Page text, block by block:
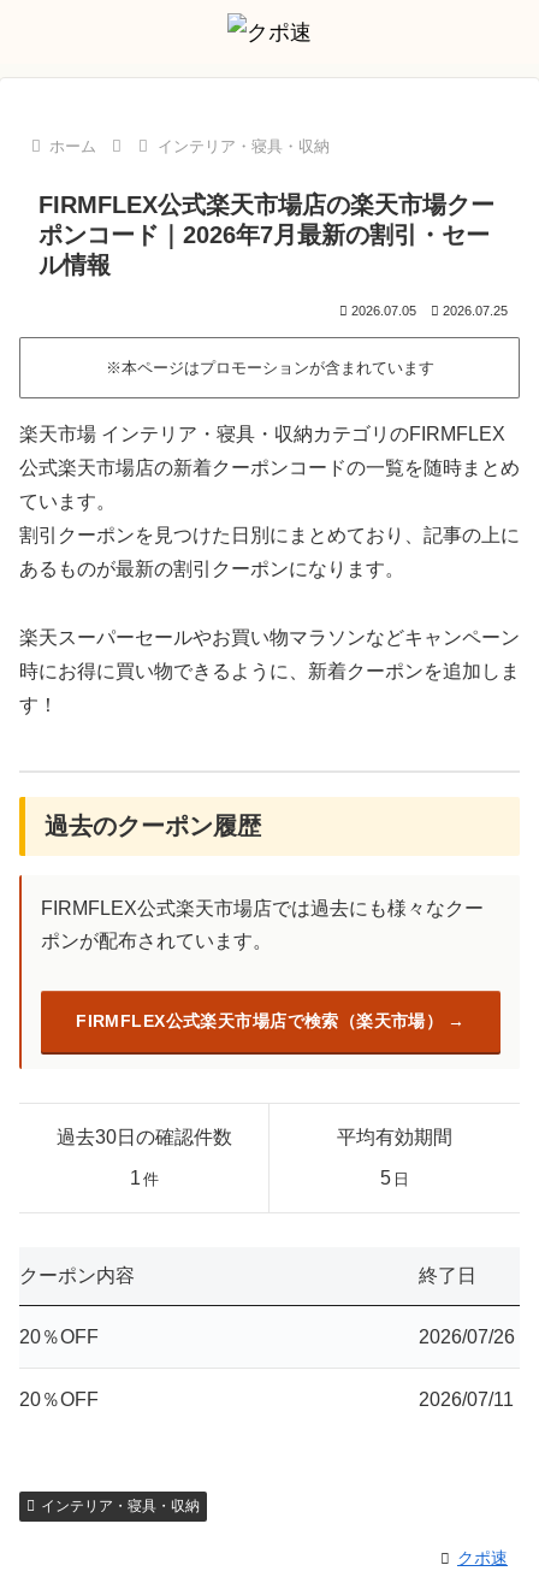
ホーム インテリア・寝具・収納
FIRMFLEX公式楽天市場店の楽天市場クー
ポンコード｜2026年7月最新の割引・セー
ル情報
2026.07.05 2026.07.25
※本ページはプロモーションが含まれています
楽天市場 インテリア・寝具・収納カテゴリのFIRMFLEX
公式楽天市場店の新着クーポンコードの一覧を随時まとめ
ています。
割引クーポンを見つけた日別にまとめており、記事の上に
あるものが最新の割引クーポンになります。
楽天スーパーセールやお買い物マラソンなどキャンペーン
時にお得に買い物できるように、新着クーポンを追加しま
す！
過去のクーポン履歴
FIRMFLEX公式楽天市場店では過去にも様々なクー
ポンが配布されています。
FIRMFLEX公式楽天市場店で検索（楽天市場）
過去30日の確認件数
1件
平均有効期間
5 日
クーポン内容 終了日
20％OFF 2026/07/26
20％OFF 2026/07/11
インテリア・寝具・収納
クポ速